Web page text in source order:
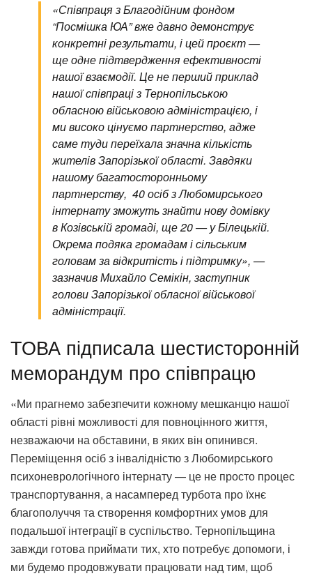
«Співпраця з Благодійним фондом
“Посмішка ЮА” вже давно демонструє
конкретні результати, і цей проєкт —
ще одне підтвердження ефективності
нашої взаємодії. Це не перший приклад
нашої співпраці з Тернопільською
обласною військовою адміністрацією, і
ми високо цінуємо партнерство, адже
саме туди переїхала значна кількість
жителів Запорізької області. Завдяки
нашому багатосторонньому
партнерству, 40 осіб з Любомирського
інтернату зможуть знайти нову домівку
в Козівській громаді, ще 20 — у Білецькій.
Окрема подяка громадам і сільським
головам за відкритість і підтримку», —
зазначив Михайло Семікін, заступник
голови Запорізької обласної військової
адміністрації.
ТОВА підписала шестисторонній
меморандум про співпрацю
«Ми прагнемо забезпечити кожному мешканцю нашої
області рівні можливості для повноцінного життя,
незважаючи на обставини, в яких він опинився.
Переміщення осіб з інвалідністю з Любомирського
психоневрологічного інтернату — це не просто процес
транспортування, а насамперед турбота про їхнє
благополуччя та створення комфортних умов для
подальшої інтеграції в суспільство. Тернопільщина
завжди готова приймати тих, хто потребує допомоги, і
ми будемо продовжувати працювати над тим, щоб